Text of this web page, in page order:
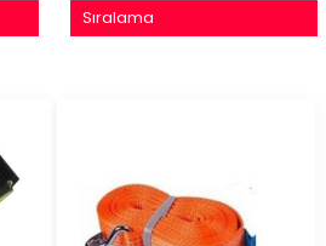
Sıralama